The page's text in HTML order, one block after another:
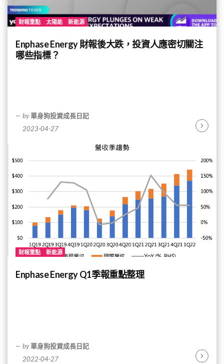
財報重點 太陽能 新能源
Enphase Energy 財報後大跌，投資人應密切關注
哪些指標？
by 單身狗投資成長日記
2023-04-27
財報重點 新能源
Enphase Energy Q1季報重點整理
by 單身狗投資成長日記
2022-04-27